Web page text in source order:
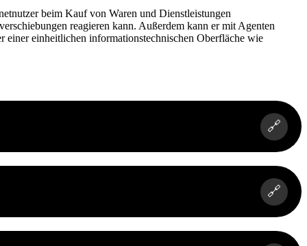
beim Kauf von Waren und Dienstleistungen
reagieren kann. Außerdem kann er mit Agenten
einer einheitlichen informationstechnischen Oberfläche wie
🔗
🔗